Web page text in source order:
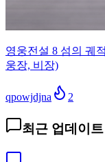
영웅전설 8 섬의 궤
웅장, 비장)
qpowjdjna 2
최근 업데이트